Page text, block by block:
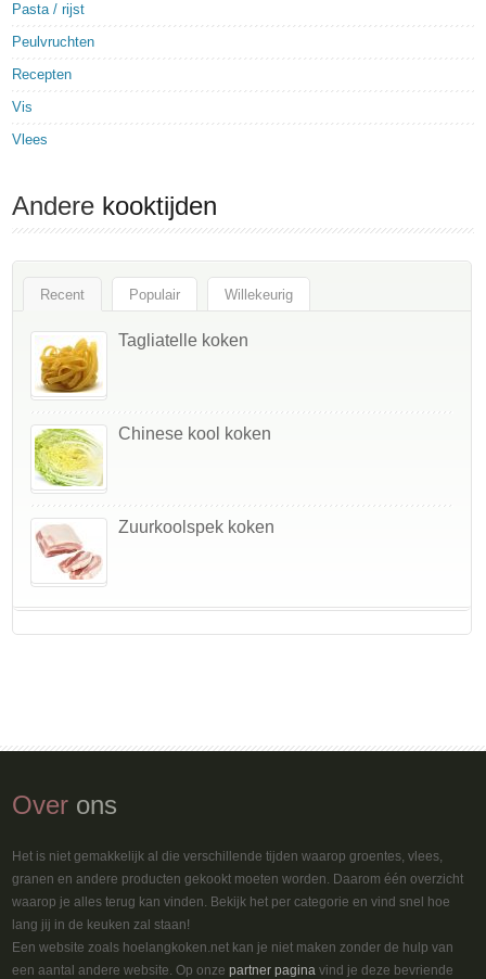
Pasta / rijst
Peulvruchten
Recepten
Vis
Vlees
Andere kooktijden
Recent Populair Willekeurig
Tagliatelle koken
Chinese kool koken
Zuurkoolspek koken
Over ons
Het is niet gemakkelijk al die verschillende tijden waarop groentes, vlees,
granen en andere producten gekookt moeten worden. Daarom één overzicht
waarop je alles terug kan vinden. Bekijk het per categorie en vind snel hoe
lang jij in de keuken zal staan!
Een website zoals hoelangkoken.net kan je niet maken zonder de hulp van
een aantal andere website. Op onzepartner pagina vind je deze bevriende